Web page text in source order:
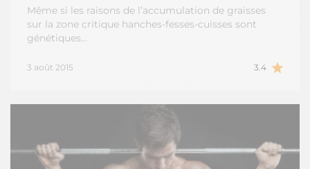
Même si les raisons de l’accumulation de graisses
sur la zone critique hanches-fesses-cuisses sont
génétiques…
3 août 2015 3.4